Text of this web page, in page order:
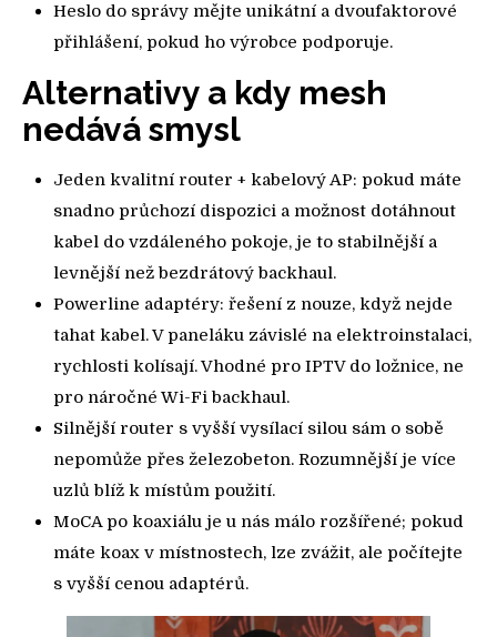
Heslo do správy mějte unikátní a dvoufaktorové
přihlášení, pokud ho výrobce podporuje.
Alternativy a kdy mesh
nedává smysl
Jeden kvalitní router + kabelový AP: pokud máte
snadno průchozí dispozici a možnost dotáhnout
kabel do vzdáleného pokoje, je to stabilnější a
levnější než bezdrátový backhaul.
Powerline adaptéry: řešení z nouze, když nejde
tahat kabel. V paneláku závislé na elektroinstalaci,
rychlosti kolísají. Vhodné pro IPTV do ložnice, ne
pro náročné Wi-Fi backhaul.
Silnější router s vyšší vysílací silou sám o sobě
nepomůže přes železobeton. Rozumnější je více
uzlů blíž k místům použití.
MoCA po koaxiálu je u nás málo rozšířené; pokud
máte koax v místnostech, lze zvážit, ale počítejte
s vyšší cenou adaptérů.